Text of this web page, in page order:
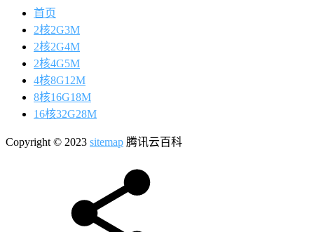
首页
2核2G3M
2核2G4M
2核4G5M
4核8G12M
8核16G18M
16核32G28M
Copyright © 2023 sitemap 腾讯云百科